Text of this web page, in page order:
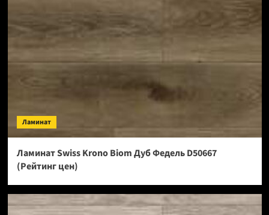
Ламинат
Ламинат Swiss Krono Biom Дуб Федель D50667
(Рейтинг цен)